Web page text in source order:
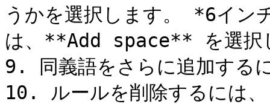
うかを選択します。 *6イン
は、**Add space** を選択
9. 同義語をさらに追加する
10. ルールを削除するに